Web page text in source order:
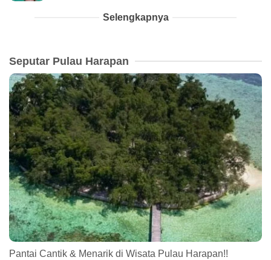
Selengkapnya
Seputar Pulau Harapan
Pantai Cantik & Menarik di Wisata Pulau Harapan!!